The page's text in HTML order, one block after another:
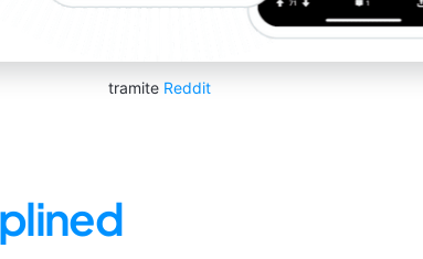
tramite Reddit